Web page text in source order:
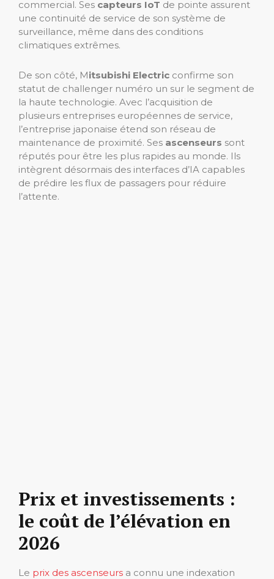
commercial. Ses capteurs IoT de pointe assurent
une continuité de service de son système de
surveillance, même dans des conditions
climatiques extrêmes.
De son côté, Mitsubishi Electric confirme son
statut de challenger numéro un sur le segment de
la haute technologie. Avec l’acquisition de
plusieurs entreprises européennes de service,
l’entreprise japonaise étend son réseau de
maintenance de proximité. Ses ascenseurs sont
réputés pour être les plus rapides au monde. Ils
intègrent désormais des interfaces d’IA capables
de prédire les flux de passagers pour réduire
l’attente.
Prix et investissements :
le coût de l’élévation en
2026
Le prix des ascenseurs a connu une indexation